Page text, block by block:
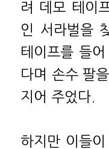
려 데모 테이
인 서라벌을
테이프를 들
다며 손수 팔
지어 주었다.
하지만 이들